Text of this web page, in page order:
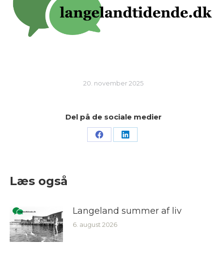
20. november 2025
Del på de sociale medier
Share Share
Læs også
Langeland summer af liv
6. august 2026